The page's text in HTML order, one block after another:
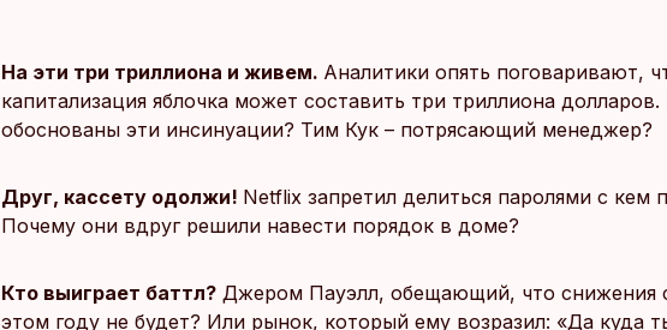
На эти три триллиона и живем. Аналитики опять поговаривают,
капитализация яблочка может составить три триллиона долларов.
обоснованы эти инсинуации? Тим Кук – потрясающий менеджер?
Друг, кассету одолжи! Netflix запретил делиться паролями с кем
Почему они вдруг решили навести порядок в доме?
Кто выиграет баттл? Джером Пауэлл, обещающий, что снижения
этом году не будет? Или рынок, который ему возразил: «Да куда